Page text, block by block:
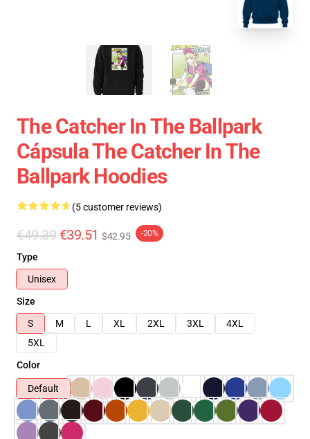
The Catcher In The Ballpark
Cápsula The Catcher In The
Ballpark Hoodies
(5 customer reviews)
€49.39 €39.51 $42.95 -20%
Type
Unisex
Size
S
M L XL 2XL 3XL
4XL
5XL
Color
Default